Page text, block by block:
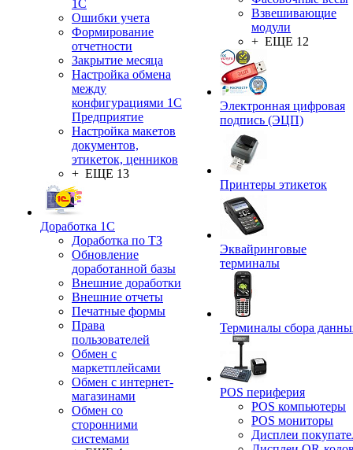
1С
Ошибки учета
Формирование
отчетности
Закрытие месяца
Настройка обмена
между
конфигурациями 1С
Предприятие
Настройка макетов
документов,
этикеток, ценников
+ ЕЩЕ 13
Доработка 1С
Доработка по ТЗ
Обновление
доработанной базы
Внешние доработки
Внешние отчеты
Печатные формы
Права
пользователей
Обмен с
маркетплейсами
Обмен с интернет-
магазинами
Обмен со
сторонними
системами
Взвешивающие
модули
+ ЕЩЕ 12
Электронная цифровая
подпись (ЭЦП)
Принтеры этикеток
Эквайринговые
терминалы
Терминалы сбора
POS периферия
POS компьютеры
POS мониторы
Дисплеи